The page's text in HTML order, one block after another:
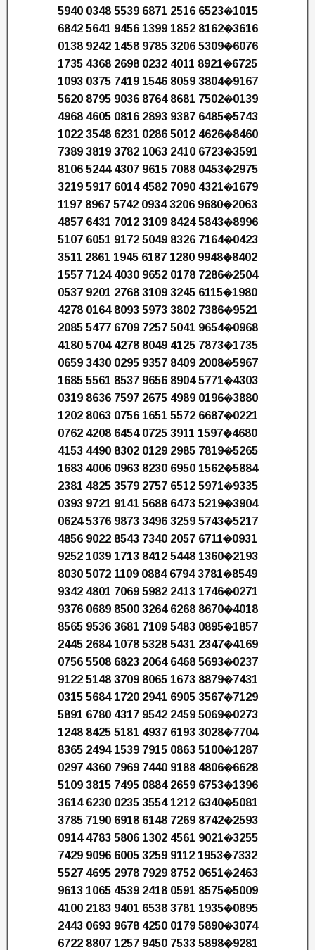
5940 0348 5539 6871 2516 6523�1015
6842 5641 9456 1399 1852 8162�3616
0138 9242 1458 9785 3206 5309�6076
1735 4368 2698 0232 4011 8921�6725
1093 0375 7419 1546 8059 3804�9167
5620 8795 9036 8764 8681 7502�0139
4968 4605 0816 2893 9387 6485�5743
1022 3548 6231 0286 5012 4626�8460
7389 3819 3782 1063 2410 6723�3591
8106 5244 4307 9615 7088 0453�2975
3219 5917 6014 4582 7090 4321�1679
1197 8967 5742 0934 3206 9680�2063
4857 6431 7012 3109 8424 5843�8996
5107 6051 9172 5049 8326 7164�0423
3511 2861 1945 6187 1280 9948�8402
1557 7124 4030 9652 0178 7286�2504
0537 9201 2768 3109 3245 6115�1980
4278 0164 8093 5973 3802 7386�9521
2085 5477 6709 7257 5041 9654�0968
4180 5704 4278 8049 4125 7873�1735
0659 3430 0295 9357 8409 2008�5967
1685 5561 8537 9656 8904 5771�4303
0319 8636 7597 2675 4989 0196�3880
1202 8063 0756 1651 5572 6687�0221
0762 4208 6454 0725 3911 1597�4680
4153 4490 8302 0129 2985 7819�5265
1683 4006 0963 8230 6950 1562�5884
2381 4825 3579 2757 6512 5971�9335
0393 9721 9141 5688 6473 5219�3904
0624 5376 9873 3496 3259 5743�5217
4856 9022 8543 7340 2057 6711�0931
9252 1039 1713 8412 5448 1360�2193
8030 5072 1109 0884 6794 3781�8549
9342 4801 7069 5982 2413 1746�0271
9376 0689 8500 3264 6268 8670�4018
8565 9536 3681 7109 5483 0895�1857
2445 2684 1078 5328 5431 2347�4169
0756 5508 6823 2064 6468 5693�0237
9122 5148 3709 8065 1673 8879�7431
0315 5684 1720 2941 6905 3567�7129
5891 6780 4317 9542 2459 5069�0273
1248 8425 5181 4937 6193 3028�7704
8365 2494 1539 7915 0863 5100�1287
0297 4360 7969 7440 9188 4806�6628
5109 3815 7495 0884 2659 6753�1396
3614 6230 0235 3554 1212 6340�5081
3785 7190 6918 6148 7269 8742�2593
0914 4783 5806 1302 4561 9021�3255
7429 9096 6005 3259 9112 1953�7332
5527 4695 2978 7929 8752 0651�2463
9613 1065 4539 2418 0591 8575�5009
4100 2183 9401 6538 3781 1935�0895
2443 0693 9678 4250 0179 5890�3074
6722 8807 1257 9450 7533 5898�9281